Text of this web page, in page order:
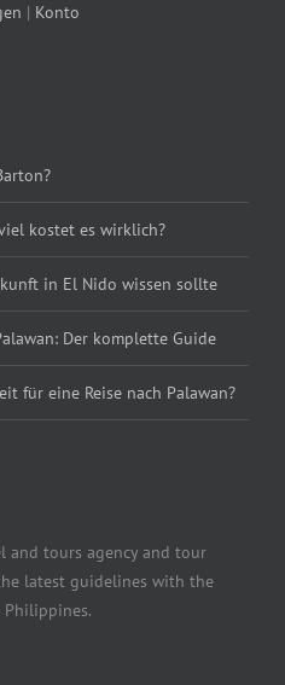
| Konto
kostet es wirklich?
in El Nido wissen sollte
Der komplette Guide
für eine Reise nach Palawan?
and tours agency and tour
latest guidelines with the
Philippines.